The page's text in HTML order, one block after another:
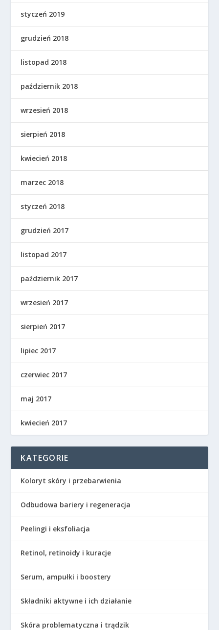
styczeń 2019
grudzień 2018
listopad 2018
październik 2018
wrzesień 2018
sierpień 2018
kwiecień 2018
marzec 2018
styczeń 2018
grudzień 2017
listopad 2017
październik 2017
wrzesień 2017
sierpień 2017
lipiec 2017
czerwiec 2017
maj 2017
kwiecień 2017
KATEGORIE
Koloryt skóry i przebarwienia
Odbudowa bariery i regeneracja
Peelingi i eksfoliacja
Retinol, retinoidy i kuracje
Serum, ampułki i boostery
Składniki aktywne i ich działanie
Skóra problematyczna i trądzik